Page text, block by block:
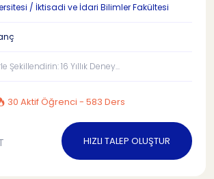
/ İktisadi ve İdari Bilimler Fakültesi
Şekillendirin: 16 Yıllık Deney...
30 Aktif Öğrenci - 583 Ders
HIZLI TALEP OLUŞTUR